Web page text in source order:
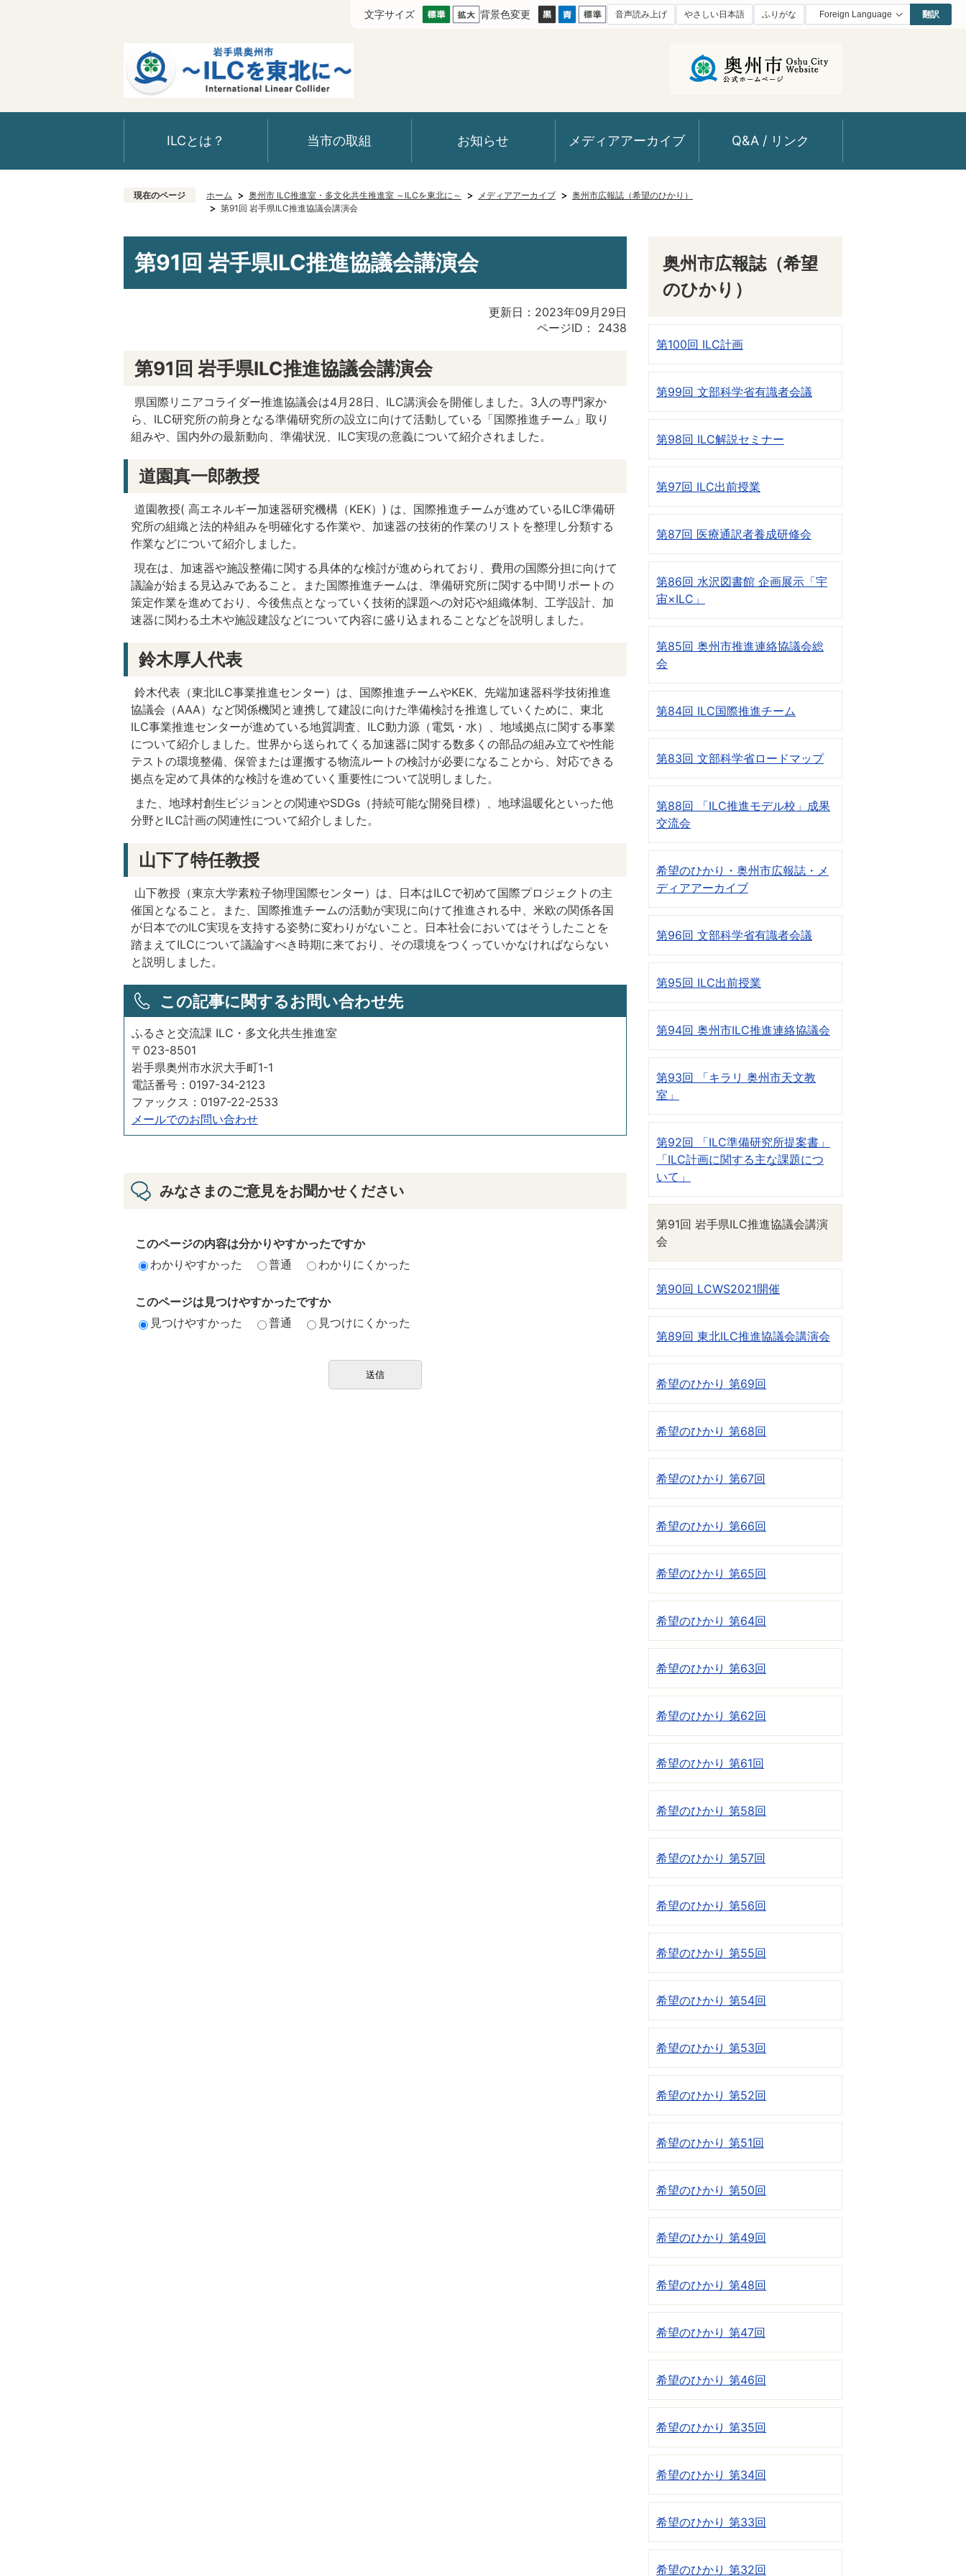
文字サイズ 背景色変更 音声読み上げ やさしい日本語 ふりがな 翻訳
ILCとは？ 当市の取組 お知らせ メディアアーカイブ Q&A / リンク
現在のページ ホーム 奥州市 ILC推進室・多文化共生推進室 ～ILCを東北に～ メディアアーカイブ
奥州市広報誌（希望のひかり）
第91回 岩手県ILC推進協議会講演会
第91回 岩手県ILC推進協議会講演会
更新日：2023年09月29日
ページID：
2438
第91回 岩手県ILC推進協議会講演会
県国際リニアコライダー推進協議会は4月28日、ILC講演会を開催しました。3人の専門家か
ら、ILC研究所の前身となる準備研究所の設立に向けて活動している「国際推進チーム」取り
組みや、国内外の最新動向、準備状況、ILC実現の意義について紹介されました。
道園真一郎教授
道園教授( 高エネルギー加速器研究機構（KEK）) は、国際推進チームが進めているILC準備研
究所の組織と法的枠組みを明確化する作業や、加速器の技術的作業のリストを整理し分類する
作業などについて紹介しました。
現在は、加速器や施設整備に関する具体的な検討が進められており、費用の国際分担に向けて
議論が始まる見込みであること。また国際推進チームは、準備研究所に関する中間リポートの
策定作業を進めており、今後焦点となっていく技術的課題への対応や組織体制、工学設計、加
速器に関わる土木や施設建設などについて内容に盛り込まれることなどを説明しました。
鈴木厚人代表
鈴木代表（東北ILC事業推進センター）は、国際推進チームやKEK、先端加速器科学技術推進
協議会（AAA）など関係機関と連携して建設に向けた準備検討を推進していくために、東北
ILC事業推進センターが進めている地質調査、ILC動力源（電気・水）、地域拠点に関する事業
について紹介しました。世界から送られてくる加速器に関する数多くの部品の組み立てや性能
テストの環境整備、保管または運搬する物流ルートの検討が必要になることから、対応できる
拠点を定めて具体的な検討を進めていく重要性について説明しました。
また、地球村創生ビジョンとの関連やSDGs（持続可能な開発目標）、地球温暖化といった他
分野とILC計画の関連性について紹介しました。
山下了特任教授
山下教授（東京大学素粒子物理国際センター）は、日本はILCで初めて国際プロジェクトの主
催国となること。また、国際推進チームの活動が実現に向けて推進される中、米欧の関係各国
が日本でのILC実現を支持する姿勢に変わりがないこと。日本社会においてはそうしたことを
踏まえてILCについて議論すべき時期に来ており、その環境をつくっていかなければならない
と説明しました。
この記事に関するお問い合わせ先
ふるさと交流課 ILC・多文化共生推進室
〒023-8501
岩手県奥州市水沢大手町1-1
電話番号：0197-34-2123
ファックス：0197-22-2533
メールでのお問い合わせ
みなさまのご意見をお聞かせください
このページの内容は分かりやすかったですか
わかりやすかった
普通 わかりにくかった
このページは見つけやすかったですか
見つけやすかった
普通 見つけにくかった
奥州市広報誌（希望
のひかり）
第100回 ILC計画
第99回 文部科学省有識者会議
第98回 ILC解説セミナー
第97回 ILC出前授業
第87回 医療通訳者養成研修会
第86回 水沢図書館 企画展示「宇
宙×ILC」
第85回 奥州市推進連絡協議会総
会
第84回 ILC国際推進チーム
第83回 文部科学省ロードマップ
第88回 「ILC推進モデル校」成果
交流会
希望のひかり・奥州市広報誌・メ
ディアアーカイブ
第96回 文部科学省有識者会議
第95回 ILC出前授業
第94回 奥州市ILC推進連絡協議会
第93回 「キラリ 奥州市天文教
室」
第92回 「ILC準備研究所提案書」
「ILC計画に関する主な課題につ
いて」
第91回 岩手県ILC推進協議会講演
会
第90回 LCWS2021開催
第89回 東北ILC推進協議会講演会
希望のひかり 第69回
希望のひかり 第68回
希望のひかり 第67回
希望のひかり 第66回
希望のひかり 第65回
希望のひかり 第64回
希望のひかり 第63回
希望のひかり 第62回
希望のひかり 第61回
希望のひかり 第58回
希望のひかり 第57回
希望のひかり 第56回
希望のひかり 第55回
希望のひかり 第54回
希望のひかり 第53回
希望のひかり 第52回
希望のひかり 第51回
希望のひかり 第50回
希望のひかり 第49回
希望のひかり 第48回
希望のひかり 第47回
希望のひかり 第46回
希望のひかり 第35回
希望のひかり 第34回
希望のひかり 第33回
希望のひかり 第32回